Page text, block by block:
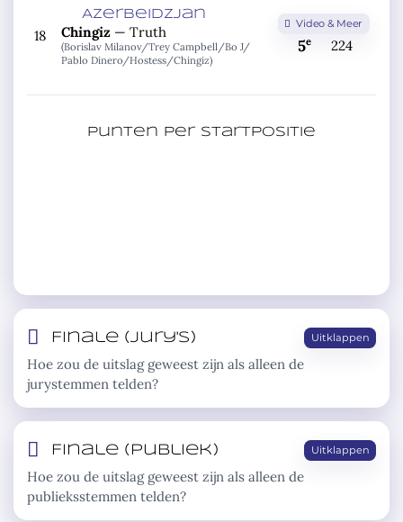
18
Azerbeidzjan
Chingiz— Truth
(Borislav Milanov/Trey Campbell/Bo J/
Pablo Dinero/Hostess/Chingiz)
Video & Meer
5e 224
Punten per startpositie
Finale (jury's) Uitklappen
Hoe zou de uitslag geweest zijn als alleen de
jurystemmen telden?
Finale (publiek) Uitklappen
Hoe zou de uitslag geweest zijn als alleen de
publieksstemmen telden?